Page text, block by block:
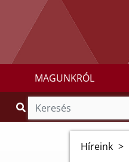
MAGUNKRÓL
Híreink >